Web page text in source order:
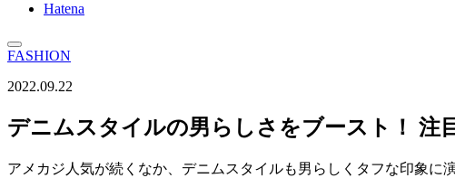
Hatena
FASHION
2022.09.22
デニムスタイルの男らしさをブースト！ 注
アメカジ人気が続くなか、デニムスタイルも男らしくタフな印象